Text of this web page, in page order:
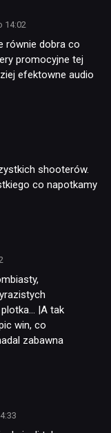
14:02
równie dobra co
promocyjne tej
efektowne audio
shooterów.
co napotkamy
|A tak
win, co
zabawna